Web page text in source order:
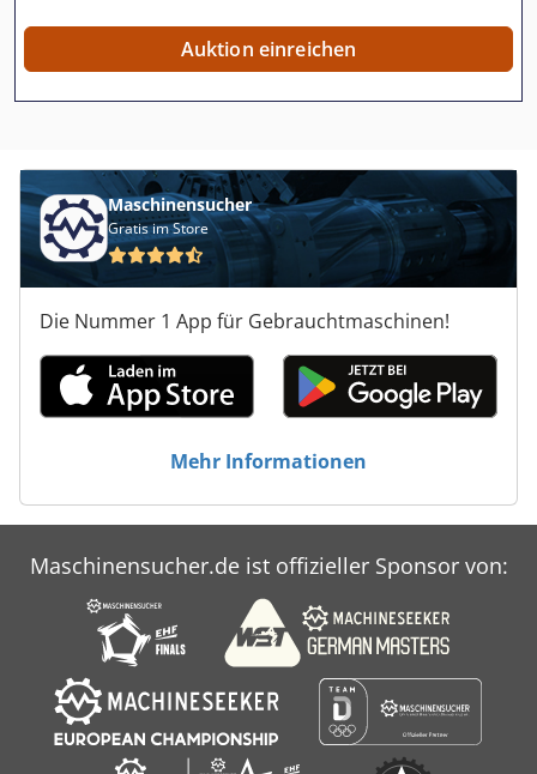
Auktion einreichen
Maschinensucher
Gratis im Store
Die Nummer 1 App für Gebrauchtmaschinen!
Mehr Informationen
Maschinensucher.de ist offizieller Sponsor von: